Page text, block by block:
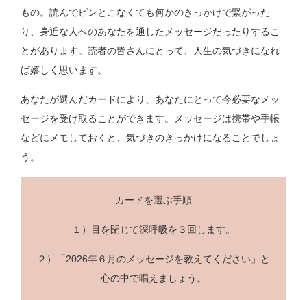
もの。読んでピンとこなくても何かのきっかけで繋がった
り、身近な人へのあなたを通したメッセージだったりするこ
とがあります。読者の皆さんにとって、人生の気づきになれ
ば嬉しく思います。
あなたが選んだカードにより、あなたにとって今必要なメッ
セージを受け取ることができます。メッセージは携帯や手帳
などにメモしておくと、気づきのきっかけになることでしょ
う。
カードを選ぶ手順
１）目を閉じて深呼吸を３回します。
２）「2026年６月のメッセージを教えてください」と
心の中で唱えましょう。